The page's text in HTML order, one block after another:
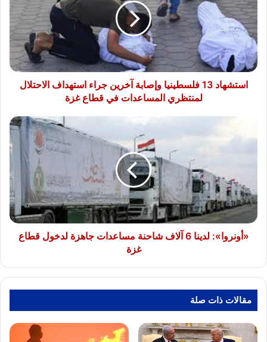
وإصابة
آخرين
جراء
استهداف
الاحتلال
لمنتظري
المساعدات
استشهاد 13 فلسطينيا وإصابة آخرين جراء استهداف الاحتلال
لمنتظري المساعدات في قطاع غزة
مساعدات
جاهزة
لدخول
قطاع
غزة
«أونروا»: لدينا 6 آلاف شاحنة مساعدات جاهزة لدخول قطاع
غزة
مقالات ذات صلة